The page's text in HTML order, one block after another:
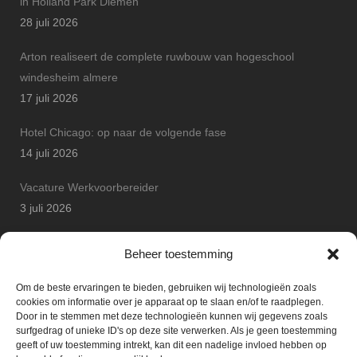
Beheer toestemming
Om de beste ervaringen te bieden, gebruiken wij technologieën zoals
cookies om informatie over je apparaat op te slaan en/of te raadplegen.
Door in te stemmen met deze technologieën kunnen wij gegevens zoals
surfgedrag of unieke ID's op deze site verwerken. Als je geen toestemming
geeft of uw toestemming intrekt, kan dit een nadelige invloed hebben op
28 juli 2026
Arton realiseert de complete ruwbouw van hogeschool
windesheim almere
17 juli 2026
Hotel Chicago: op naar de volgende fase
14 juli 2026
Vacature Werkvoorbereider
3 juli 2026